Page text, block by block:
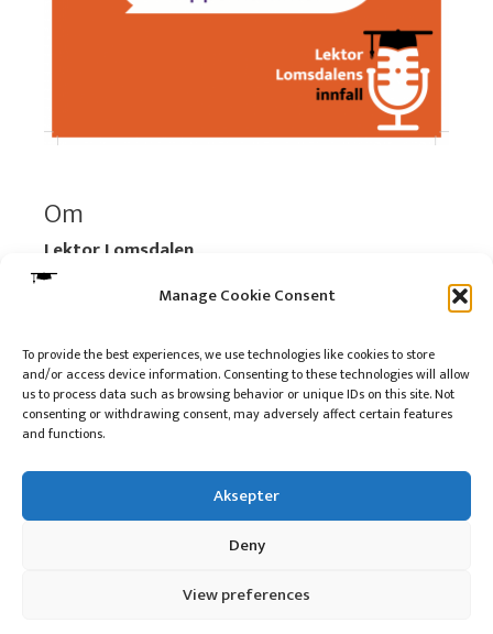
Manage Cookie Consent
To provide the best experiences, we use technologies like cookies to store
and/or access device information. Consenting to these technologies will allow
us to process data such as browsing behavior or unique IDs on this site. Not
consenting or withdrawing consent, may adversely affect certain features
and functions.
Aksepter
Deny
View preferences
Om
Lektor Lomsdalen
Organisasjonsnummer:
920 712 312 MVA
Les mer:Om selskapet
Les mer:Om reklame på podkasten